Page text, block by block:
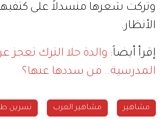
وتركت شعرها منسدلاً على
الأنظار.
إقرأ أيضاً: والدة حلا الترك
المدرسية.. من سددها عنها؟
مشاهير مشاهير العرب نسرين